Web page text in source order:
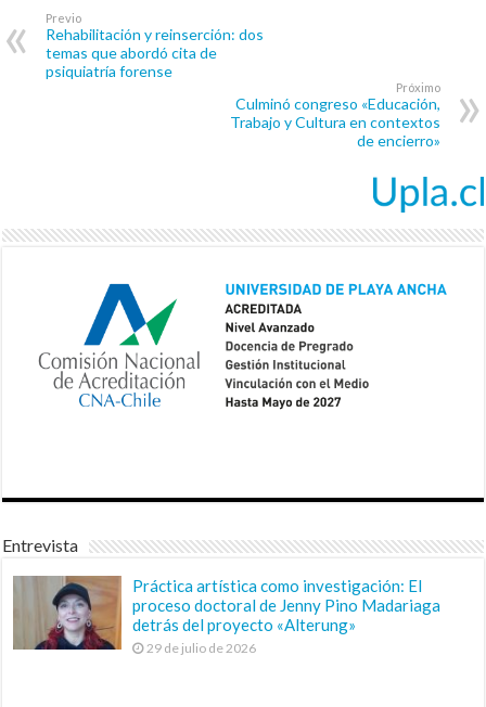
Previo
Rehabilitación y reinserción: dos
temas que abordó cita de
psiquiatría forense
Próximo
Culminó congreso «Educación,
Trabajo y Cultura en contextos
de encierro»
Entrevista
Práctica artística como investigación: El
proceso doctoral de Jenny Pino Madariaga
detrás del proyecto «Alterung»
29 de julio de 2026